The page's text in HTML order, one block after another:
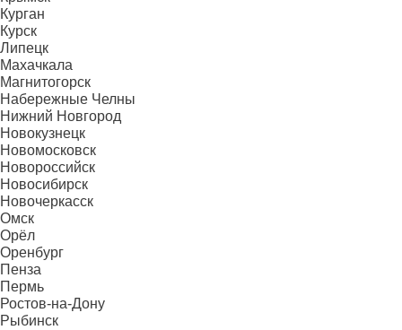
Курган
Курск
Липецк
Махачкала
Магнитогорск
Набережные Челны
Нижний Новгород
Новокузнецк
Новомосковск
Новороссийск
Новосибирск
Новочеркасск
Омск
Орёл
Оренбург
Пенза
Пермь
Ростов-на-Дону
Рыбинск